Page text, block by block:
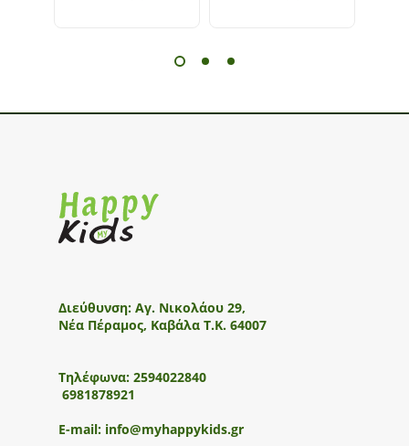
Διεύθυνση: Αγ. Νικολάου 29,
Νέα Πέραμος, Καβάλα Τ.Κ. 64007
Τηλέφωνα: 2594022840
6981878921
E-mail: info@myhappykids.gr